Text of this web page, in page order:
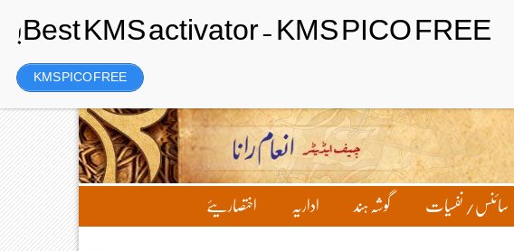
Sunday، 9 August 2026ء
سائنس/ نفسیات گوشہ ہند اداریہ اختصاریئے
KMS PICO FREE